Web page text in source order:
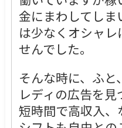
金にまわしてし
は少なくオシャ
せんでした。
そんな時に、ふ
レディの広告を見
短時間で高収入